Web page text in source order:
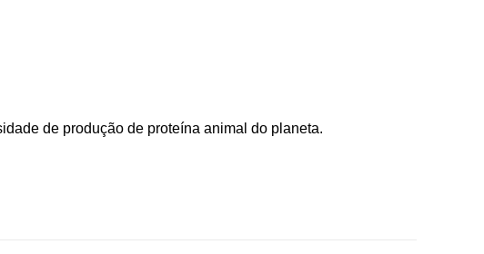
de produção de proteína animal do planeta.